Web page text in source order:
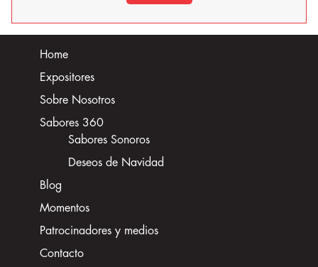
Home
Expositores
Sobre Nosotros
Sabores 360
Sabores Sonoros
Deseos de Navidad
Blog
Momentos
Patrocinadores y medios
Contacto